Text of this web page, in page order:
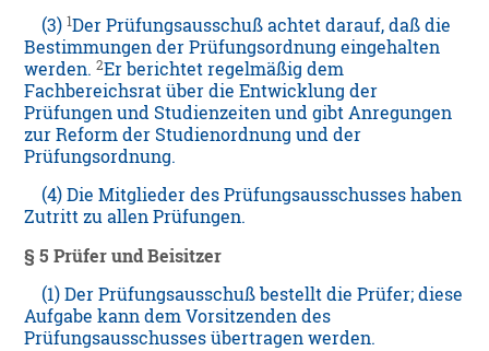
(3)1Der Prüfungsausschuß achtet darauf, daß die
Bestimmungen der Prüfungsordnung eingehalten
werden.2Er berichtet regelmäßig dem
Fachbereichsrat über die Entwicklung der
Prüfungen und Studienzeiten und gibt Anregungen
zur Reform der Studienordnung und der
Prüfungsordnung.
(4) Die Mitglieder des Prüfungsausschusses haben
Zutritt zu allen Prüfungen.
§ 5 Prüfer und Beisitzer
(1) Der Prüfungsausschuß bestellt die Prüfer; diese
Aufgabe kann dem Vorsitzenden des
Prüfungsausschusses übertragen werden.